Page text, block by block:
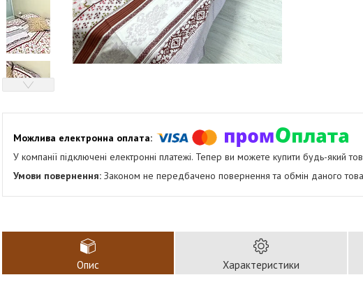
У компанії підключені електронні платежі. Тепер ви можете купити будь-який
Законом не передбачено повернення та обмін даного
Опис Характеристики